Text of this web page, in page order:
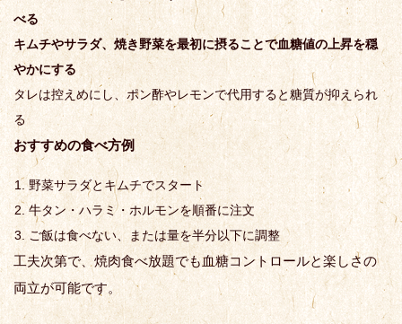
べる
キムチやサラダ、焼き野菜を最初に摂ることで血糖値の上昇を穏
やかにする
タレは控えめにし、ポン酢やレモンで代用すると糖質が抑えられ
る
おすすめの食べ方例
野菜サラダとキムチでスタート
牛タン・ハラミ・ホルモンを順番に注文
ご飯は食べない、または量を半分以下に調整
工夫次第で、焼肉食べ放題でも血糖コントロールと楽しさの
両立が可能です。